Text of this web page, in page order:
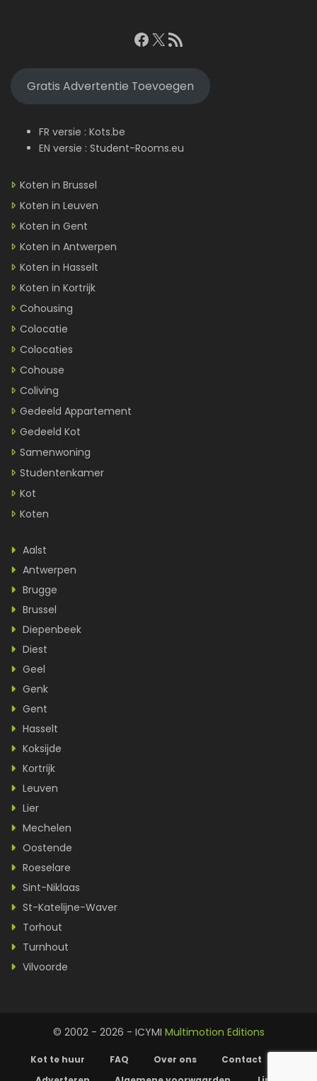
Facebook
X RSS feed
Gratis Advertentie Toevoegen
FR versie : Kots.be
EN versie : Student-Rooms.eu
Koten in Brussel
Koten in Leuven
Koten in Gent
Koten in Antwerpen
Koten in Hasselt
Koten in Kortrijk
Cohousing
Colocatie
Colocaties
Cohouse
Coliving
Gedeeld Appartement
Gedeeld Kot
Samenwoning
Studentenkamer
Kot
Koten
Aalst
Antwerpen
Brugge
Brussel
Diepenbeek
Diest
Geel
Genk
Gent
Hasselt
Koksijde
Kortrijk
Leuven
Lier
Mechelen
Oostende
Roeselare
Sint-Niklaas
St-Katelijne-Waver
Torhout
Turnhout
Vilvoorde
© 2002 - 2026 - ICYMI Multimotion Editions
Kot te huur FAQ Over ons
Contact